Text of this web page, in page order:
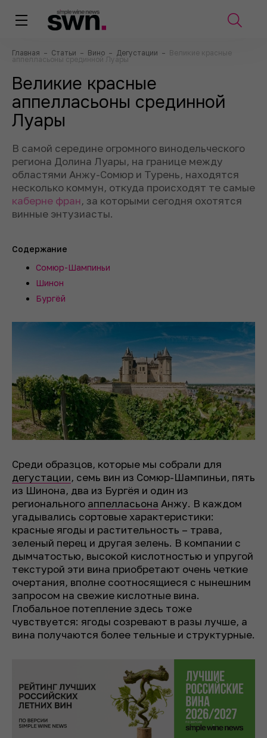
Главная – Статьи – Вино – Дегустации – Великие красные
аппелласьоны срединной Луары
Великие красные
аппелласьоны срединной
Луары
В самой середине огромного винодельческого
региона Долина Луары, на границе между
областями Анжу-Сомюр и Турень, находятся
несколько коммун, откуда происходят те самые
каберне фран, за которыми сегодня охотятся
винные энтузиасты.
Содержание
Сомюр-Шампиньи
Шинон
Бургёй
Среди образцов, которые мы собрали для
дегустации, семь вин из Сомюр-Шампиньи, пять
из Шинона, два из Бургёя и один из
регионального аппелласьона Анжу. В каждом
угадывались сортовые характеристики:
красные ягоды и растительность – трава,
зеленый перец и другая зелень. В компании с
дымчатостью, высокой кислотностью и упругой
текстурой эти вина приобретают очень четкие
очертания, вполне соотносящиеся с нынешним
запросом на свежие кислотные вина.
Глобальное потепление здесь тоже
чувствуется: ягоды созревают в разы лучше, а
вина получаются более тельные и структурные.